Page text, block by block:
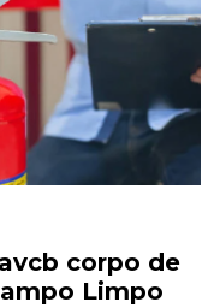
corpo de
Limpo